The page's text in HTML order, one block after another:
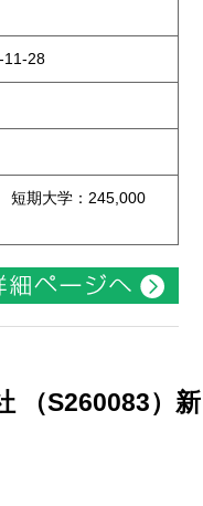
11-28
期大学：245,000
（S260083）新